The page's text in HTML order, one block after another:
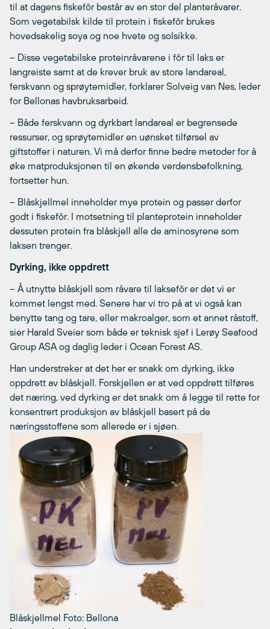
til at dagens fiskefôr består av en stor del planteråvarer.
Som vegetabilsk kilde til protein i fiskefôr brukes
hovedsakelig soya og noe hvete og solsikke.
– Disse vegetabilske proteinråvarene i fôr til laks er
langreiste samt at de krever bruk av store landareal,
ferskvann og sprøytemidler, forklarer Solveig van Nes, leder
for Bellonas havbruksarbeid.
– Både ferskvann og dyrkbart landareal er begrensede
ressurser, og sprøytemidler en uønsket tilførsel av
giftstoffer i naturen. Vi må derfor finne bedre metoder for å
øke matproduksjonen til en økende verdensbefolkning,
fortsetter hun.
– Blåskjellmel inneholder mye protein og passer derfor
godt i fiskefôr. I motsetning til planteprotein inneholder
dessuten protein fra blåskjell alle de aminosyrene som
laksen trenger.
Dyrking, ikke oppdrett
– Å utnytte blåskjell som råvare til laksefôr er det vi er
kommet lengst med. Senere har vi tro på at vi også kan
benytte tang og tare, eller makroalger, som et annet råstoff,
sier Harald Sveier som både er teknisk sjef i Lerøy Seafood
Group ASA og daglig leder i Ocean Forest AS.
Han understreker at det her er snakk om dyrking, ikke
oppdrett av blåskjell. Forskjellen er at ved oppdrett tilføres
det næring, ved dyrking er det snakk om å legge til rette for
konsentrert produksjon av blåskjell basert på de
næringsstoffene som allerede er i sjøen.
Blåskjellmel Foto: Bellona